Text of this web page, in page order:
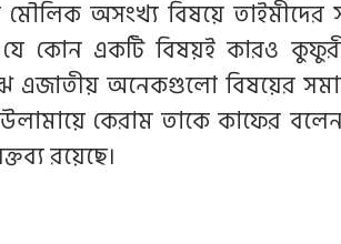
অসংখ্য বিষয়ে তাইমীদের
কোন একটি বিষয়ই কারও
এজাতীয় অনেকগুলো বিষয়ের
কেরাম তাকে কাফের
রয়েছে।